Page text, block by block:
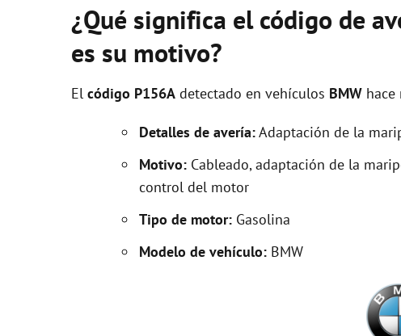
¿Qué significa el código de
es su motivo?
El código P156A detectado en vehículos BMW hace
Detalles de avería:Adaptación de la
Motivo: Cableado, adaptación de la
control del motor
Tipo de motor: Gasolina
Modelo de vehículo: BMW